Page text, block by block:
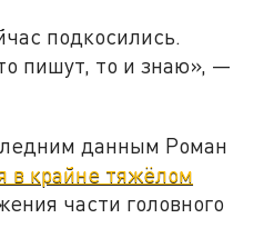
подкосились.
пишут, то и знаю», —
данным Роман
в крайне тяжёлом
части головного